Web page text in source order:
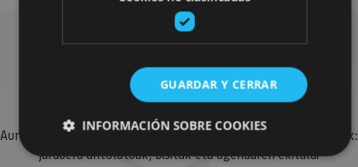
Bilatu plan gehiago
Aurkitu zure bidaia Nafarroan osatzeko planak eta iradokizunak:
jarduera antolatuak, bisitak eta agendaren ekitaldi
GUARDAR Y CERRAR
INFORMACIÓN SOBRE COOKIES